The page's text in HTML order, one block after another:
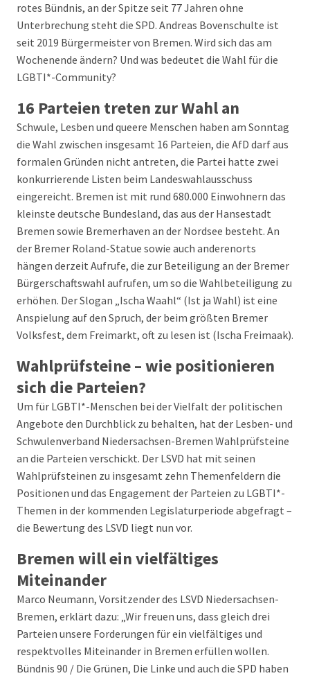
rotes Bündnis, an der Spitze seit 77 Jahren ohne
Unterbrechung steht die SPD. Andreas Bovenschulte ist
seit 2019 Bürgermeister von Bremen. Wird sich das am
Wochenende ändern? Und was bedeutet die Wahl für die
LGBTI*-Community?
16 Parteien treten zur Wahl an
Schwule, Lesben und queere Menschen haben am Sonntag
die Wahl zwischen insgesamt 16 Parteien, die AfD darf aus
formalen Gründen nicht antreten, die Partei hatte zwei
konkurrierende Listen beim Landeswahlausschuss
eingereicht. Bremen ist mit rund 680.000 Einwohnern das
kleinste deutsche Bundesland, das aus der Hansestadt
Bremen sowie Bremerhaven an der Nordsee besteht. An
der Bremer Roland-Statue sowie auch anderenorts
hängen derzeit Aufrufe, die zur Beteiligung an der Bremer
Bürgerschaftswahl aufrufen, um so die Wahlbeteiligung zu
erhöhen. Der Slogan „Ischa Waahl“ (Ist ja Wahl) ist eine
Anspielung auf den Spruch, der beim größten Bremer
Volksfest, dem Freimarkt, oft zu lesen ist (Ischa Freimaak).
Wahlprüfsteine – wie positionieren
sich die Parteien?
Um für LGBTI*-Menschen bei der Vielfalt der politischen
Angebote den Durchblick zu behalten, hat der Lesben- und
Schwulenverband Niedersachsen-Bremen Wahlprüfsteine
an die Parteien verschickt. Der LSVD hat mit seinen
Wahlprüfsteinen zu insgesamt zehn Themenfeldern die
Positionen und das Engagement der Parteien zu LGBTI*-
Themen in der kommenden Legislaturperiode abgefragt –
die Bewertung des LSVD liegt nun vor.
Bremen will ein vielfältiges
Miteinander
Marco Neumann, Vorsitzender des LSVD Niedersachsen-
Bremen, erklärt dazu: „Wir freuen uns, dass gleich drei
Parteien unsere Forderungen für ein vielfältiges und
respektvolles Miteinander in Bremen erfüllen wollen.
Bündnis 90 / Die Grünen, Die Linke und auch die SPD haben